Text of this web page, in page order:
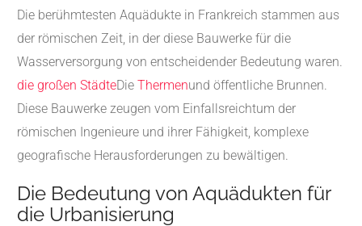
Die berühmtesten Aquädukte in Frankreich stammen aus
der römischen Zeit, in der diese Bauwerke für die
Wasserversorgung von entscheidender Bedeutung waren.
die großen StädteDie Thermenund öffentliche Brunnen.
Diese Bauwerke zeugen vom Einfallsreichtum der
römischen Ingenieure und ihrer Fähigkeit, komplexe
geografische Herausforderungen zu bewältigen.
Die Bedeutung von Aquädukten für
die Urbanisierung